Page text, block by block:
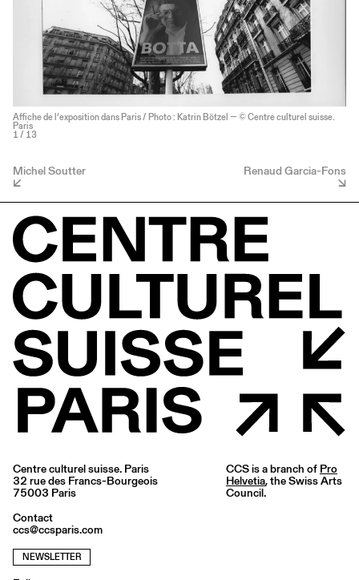
Affiche de l’exposition dans Paris / Photo : Katrin Bötzel — © Centre culturel suisse.
Paris
1 / 13
Michel Soutter Renaud Garcia-Fons
Centre culturel suisse. Paris
32 rue des Francs-Bourgeois
75003 Paris
Contact
ccs@ccsparis.com
NEWSLETTER
CCS is a branch of Pro
Helvetia, the Swiss Arts
Council.